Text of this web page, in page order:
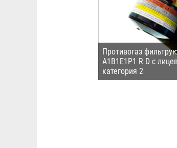
Противогаз
A1B1E1P1 R D с
категория 2